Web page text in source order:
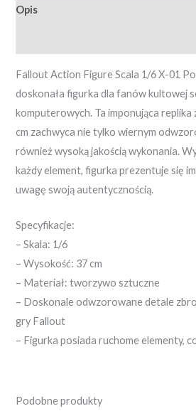
Opis
Fallout Action Figure Scala 1/6 X-01
doskonała figurka dla fanów kultowej
komputerowych. Ta imponująca
cm zachwyca nie tylko wiernym
również wysoką jakością wykonania.
każdy element, figurka prezentuje się
uwagę swoją autentycznością.
Specyfikacje:
– Skala: 1/6
– Wysokość: 37 cm
– Materiał: tworzywo sztuczne
– Doskonale odwzorowane detale
gry Fallout
– Figurka posiada ruchome elementy,
Podobne produkty